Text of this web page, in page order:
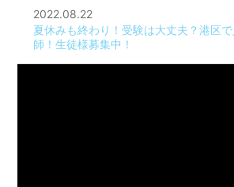
2022.08.22
夏休みも終わり！受験は大丈夫？港区
師！生徒様募集中！